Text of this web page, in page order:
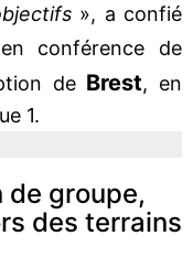
», a confié
conférence de
de Brest, en
1.
de groupe,
des terrains